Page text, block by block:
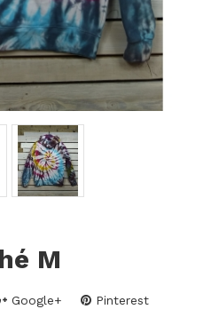
M
Google+ Pinterest